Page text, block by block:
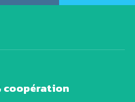
coopération